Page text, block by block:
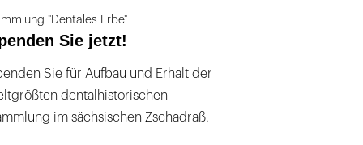
"Dentales Erbe"
Sie jetzt!
Sie für Aufbau und Erhalt der
dentalhistorischen
im sächsischen Zschadraß.